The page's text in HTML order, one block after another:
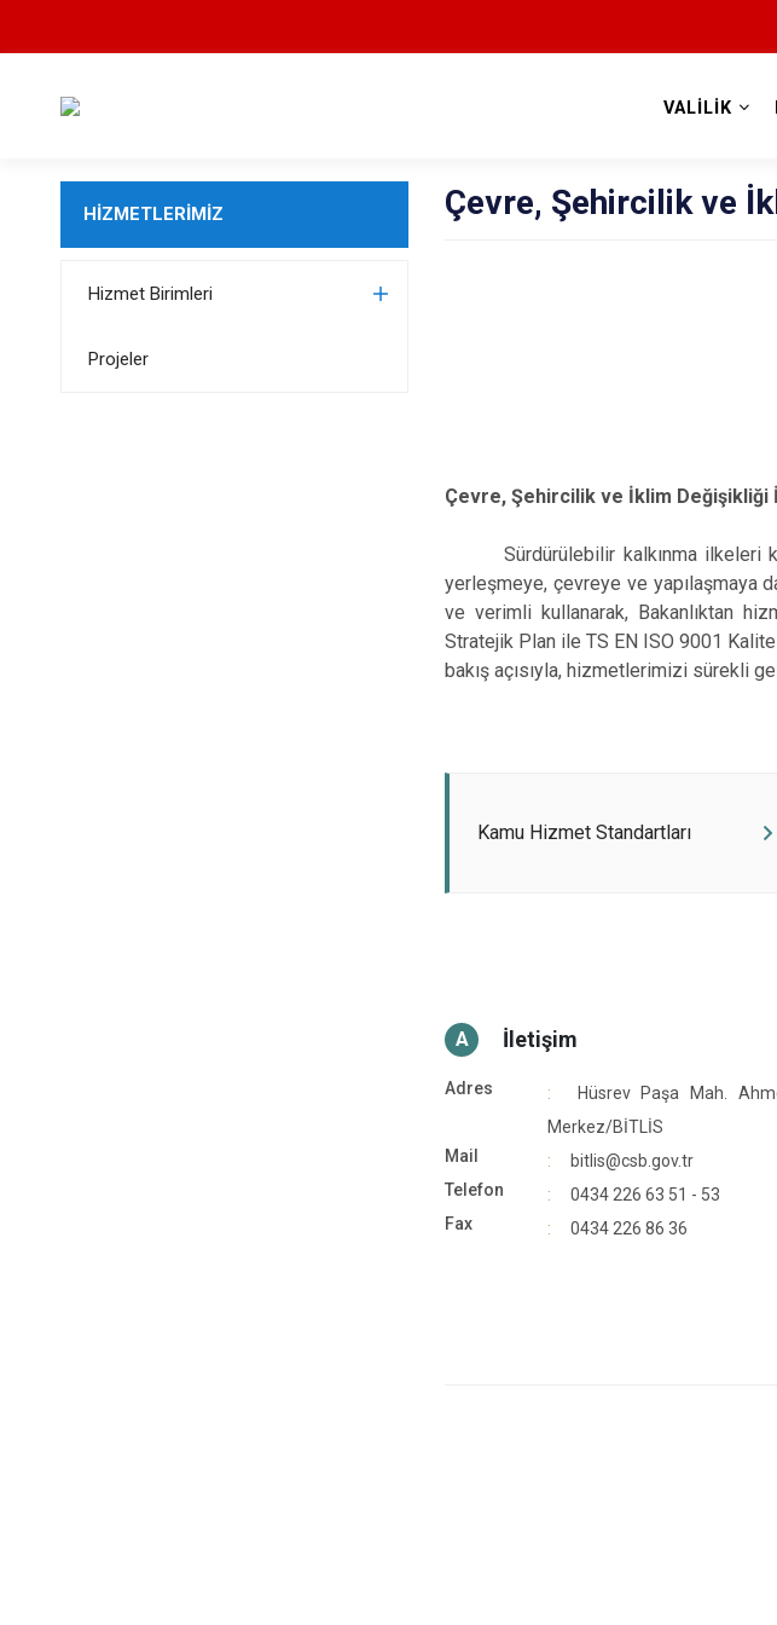
VALİLİK
HİZMETLERİMİZ
Hizmet Birimleri
Projeler
Çevre, Şehircilik ve
Çevre, Şehircilik ve İklim Değişikliği
Sürdürülebilir kalkınma ilkeleri
yerleşmeye, çevreye ve yapılaşmaya
ve verimli kullanarak, Bakanlıktan
Stratejik Plan ile TS EN ISO 9001
bakış açısıyla, hizmetlerimizi sürekli
Kamu Hizmet Standartları
A İletişim
Adres
Hüsrev Paşa Mah.
Merkez/BİTLİS
Mail
bitlis@csb.gov.tr
Telefon
0434 226 63 51 - 53
Fax
0434 226 86 36